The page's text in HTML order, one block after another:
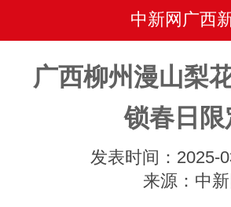
中新网广西
广西柳州漫山梨
锁春日限
发表时间：2025-
来源：中